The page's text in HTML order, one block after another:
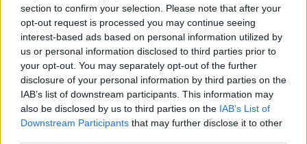
section to confirm your selection. Please note that after your
opt-out request is processed you may continue seeing
interest-based ads based on personal information utilized by
us or personal information disclosed to third parties prior to
your opt-out. You may separately opt-out of the further
disclosure of your personal information by third parties on the
IAB’s list of downstream participants. This information may
also be disclosed by us to third parties on the IAB’s List of
Downstream Participants that may further disclose it to other
Fran García (Real Madrid, defensa,
800.000)
Álvaro Carreras volverá a ser baja este fin de semana al
tener que cumplir su segundo partido de sanción tras su
expulsión contra el Celta en la jornada 15. Así que el titular